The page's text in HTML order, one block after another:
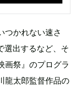
つかれない速さ
選出するなど、そ
画祭』のプログラ
龍太郎監督作品の